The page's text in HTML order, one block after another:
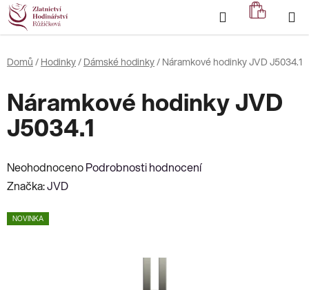
Přejít
na
obsah
Hledat
KOŠÍK
Domů / Hodinky/ Dámské hodinky/ Náramkové hodinky JVD J5034.1
Náramkové hodinky JVD
J5034.1
Průměrné
hodnocení
je
NeohodnocenoPodrobnosti hodnocení
Značka:JVD
NOVINKA